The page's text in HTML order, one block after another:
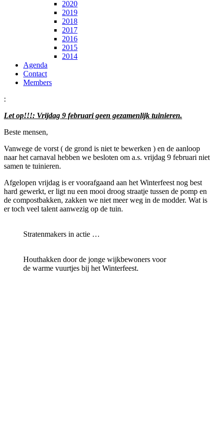
2020
2019
2018
2017
2016
2015
2014
Agenda
Contact
Members
:
Let op!!!: Vrijdag 9 februari geen gezamenlijk tuinieren.
Beste mensen,
Vanwege de vorst ( de grond is niet te bewerken ) en de aanloop
naar het carnaval hebben we besloten om a.s. vrijdag 9 februari niet
samen te tuinieren.
Afgelopen vrijdag is er voorafgaand aan het Winterfeest nog best
hard gewerkt, er ligt nu een mooi droog straatje tussen de pomp en
de compostbakken, zakken we niet meer weg in de modder. Wat is
er toch veel talent aanwezig op de tuin.
Stratenmakers in actie …
Houthakken door de jonge wijkbewoners voor
de warme vuurtjes bij het Winterfeest.